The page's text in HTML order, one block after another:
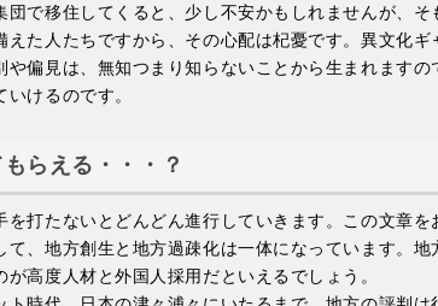
で移住してくると、少し不安かもしれませんが、そ
えた人たちですから、その心配は杞憂です。異文化
や偏見は、無知つまり知らないことから生まれます
けるのです。
らえる・・・？
を打たないとどんどん進行していきます。この文章
て、地方創生と地方過疎化は一体になっています。
高度人材と外国人採用だといえるでしょう。